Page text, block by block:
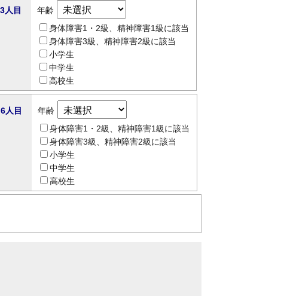
3人目
年齢
身体障害1・2級、精神障害1級に該当
身体障害3級、精神障害2級に該当
小学生
中学生
高校生
6人目
年齢
身体障害1・2級、精神障害1級に該当
身体障害3級、精神障害2級に該当
小学生
中学生
高校生